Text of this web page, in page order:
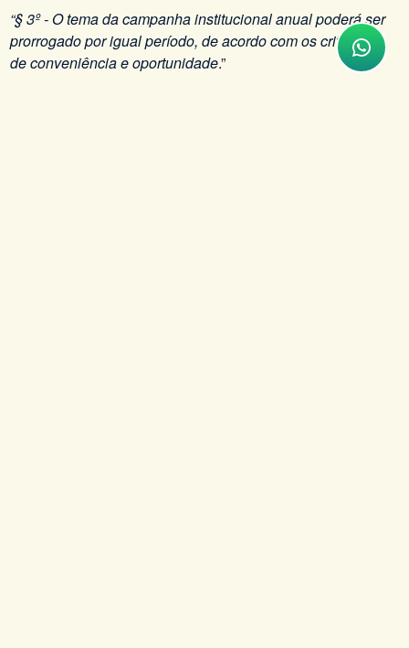
“§ 3º - O tema da campanha institucional anual poderá ser
prorrogado por igual período, de acordo com os critérios
de conveniência e oportunidade.”